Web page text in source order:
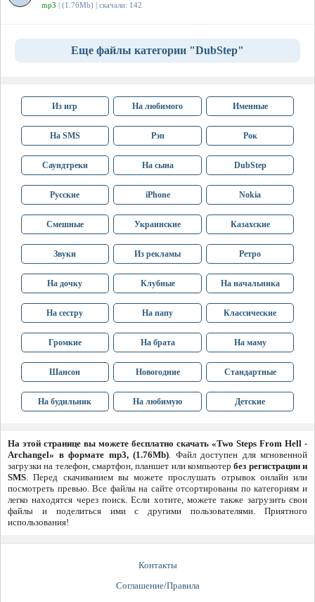
mp3 | (1.76Mb) | скачали: 142
Еще файлы категории "DubStep"
Из игр На любимого Именные
На SMS Рэп Рок
Саундтреки На сына DubStep
Русские iPhone Nokia
Смешные Украинские Казахские
Звуки Из рекламы Ретро
На дочку Клубные На начальника
На сестру На папу Классические
Громкие На брата На маму
Шансон Новогодние Стандартные
На будильник На любимую Детские
На этой странице вы можете бесплатно скачать «Two Steps From Hell -
Archangel» в формате mp3, (1.76Mb). Файл доступен для мгновенной
загрузки на телефон, смартфон, планшет или компьютербез регистрации и
SMS. Перед скачиванием вы можете прослушать отрывок онлайн или
посмотреть превью. Все файлы на сайте отсортированы по категориям и
легко находятся через поиск. Если хотите, можете также загрузить свои
файлы и поделиться ими с другими пользователями. Приятного
использования!
Контакты
Соглашение/Правила